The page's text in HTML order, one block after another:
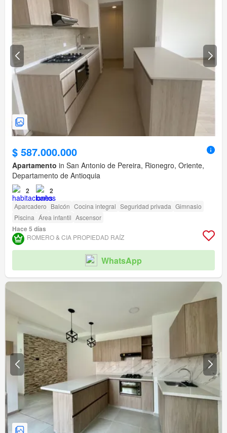
$ 587.000.000
Apartamento in San Antonio de Pereira, Rionegro, Oriente,
Departamento de Antioquia
2 2
Aparcadero Balcón Cocina integral Seguridad privada Gimnasio
Piscina Área infantil Ascensor
Hace 5 días
ROMERO & CIA PROPIEDAD RAÍ­Z
WhatsApp